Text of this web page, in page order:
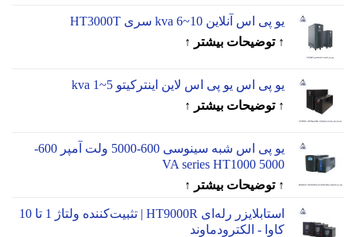
یو پی اس آنلاین 10~6 kva سری HT3000T
↑ توضیحات بیشتر ↑
یو پی اس یو پی اس لاین اینترکیتو 5~1 kva
↑ توضیحات بیشتر ↑
یو پی اس شبه سینوسی 600-5000 ولت آمپر 600-
5000 VA series HT1000
↑ توضیحات بیشتر ↑
استابلایزر رله‌ای HT9000R | تثبیت‌کننده ولتاژ 1 تا 10
کاوا - الکترودماوند